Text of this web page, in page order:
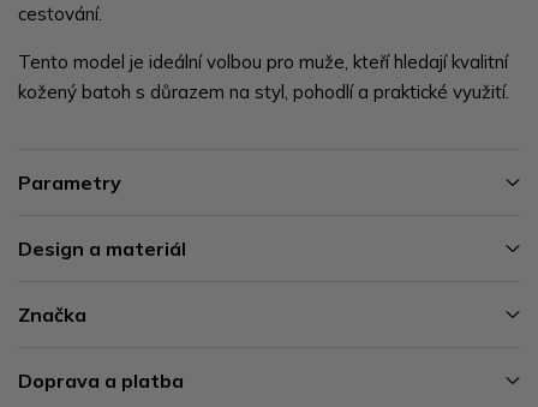
cestování.
Tento model je ideální volbou pro muže, kteří hledají kvalitní
kožený batoh s důrazem na styl, pohodlí a praktické využití.
Parametry
Design a materiál
Značka
Doprava a platba